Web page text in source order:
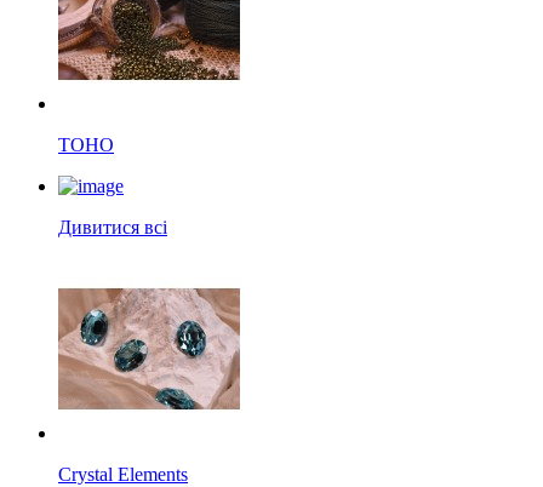
TOHO
Дивитися всі
Crystal Elements